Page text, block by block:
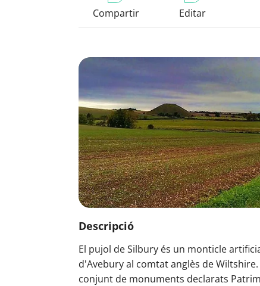
Compartir Editar
Descripció
El pujol de Silbury és un monticle
d'Avebury al comtat anglès de
conjunt de monuments declarats